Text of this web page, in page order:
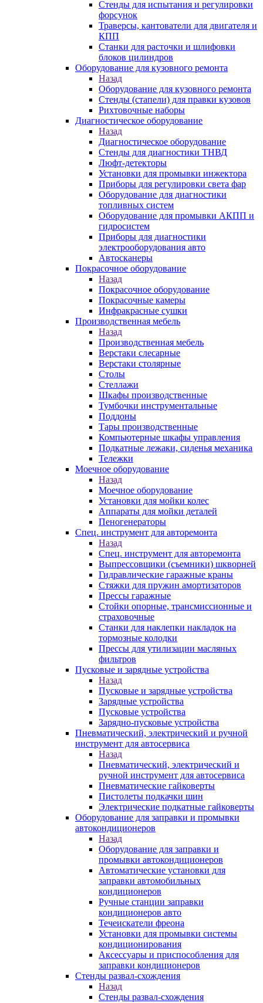
Стенды для испытания и регулировки
форсунок
Траверсы, кантователи для двигателя и
КПП
Станки для расточки и шлифовки
блоков цилиндров
Оборудование для кузовного ремонта
Назад
Оборудование для кузовного ремонта
Стенды (стапели) для правки кузовов
Рихтовочные наборы
Диагностическое оборудование
Назад
Диагностическое оборудование
Стенды для диагностики ТНВД
Люфт-детекторы
Установки для промывки инжектора
Приборы для регулировки света фар
Оборудование для диагностики
топливных систем
Оборудование для промывки АКПП и
гидросистем
Приборы для диагностики
электрооборудования авто
Автосканеры
Покрасочное оборудование
Назад
Покрасочное оборудование
Покрасочные камеры
Инфракрасные сушки
Производственная мебель
Назад
Производственная мебель
Верстаки слесарные
Верстаки столярные
Столы
Стеллажи
Шкафы производственные
Тумбочки инструментальные
Поддоны
Тары производственные
Компьютерные шкафы управления
Подкатные лежаки, сиденья механика
Тележки
Моечное оборудование
Назад
Моечное оборудование
Установки для мойки колес
Аппараты для мойки деталей
Пеногенераторы
Спец. инструмент для авторемонта
Назад
Спец. инструмент для авторемонта
Выпрессовщики (съемники) шкворней
Гидравлические гаражные краны
Стяжки для пружин амортизаторов
Прессы гаражные
Стойки опорные, трансмиссионные и
страховочные
Станки для наклепки накладок на
тормозные колодки
Прессы для утилизации масляных
фильтров
Пусковые и зарядные устройства
Назад
Пусковые и зарядные устройства
Зарядные устройства
Пусковые устройства
Зарядно-пусковые устройства
Пневматический, электрический и ручной
инструмент для автосервиса
Назад
Пневматический, электрический и
ручной инструмент для автосервиса
Пневматические гайковерты
Пистолеты подкачки шин
Электрические подкатные гайковерты
Оборудование для заправки и промывки
автокондиционеров
Назад
Оборудование для заправки и
промывки автокондиционеров
Автоматические установки для
заправки автомобильных
кондиционеров
Ручные станции заправки
кондиционеров авто
Течеискатели фреона
Установки для промывки системы
кондиционирования
Аксессуары и приспособления для
заправки кондиционеров
Стенды развал-схождения
Назад
Стенды развал-схождения